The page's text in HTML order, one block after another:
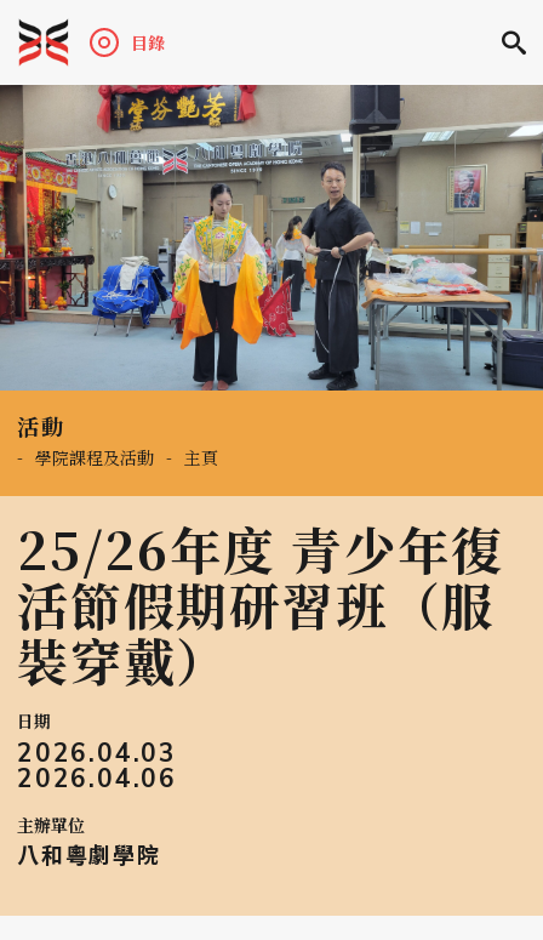
目錄
活動
- 學院課程及活動 - 主頁
25/26年度 青少年復
活節假期研習班（服
裝穿戴）
日期
2026.04.03
2026.04.06
主辦單位
八和粵劇學院